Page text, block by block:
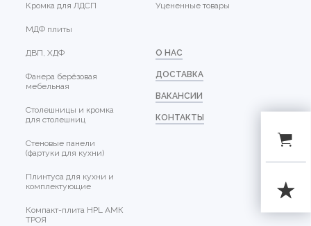
Кромка для ЛДСП
МДФ плиты
ДВП, ХДФ
Фанера берёзовая
мебельная
Столешницы и кромка
для столешниц
Стеновые панели
(фартуки для кухни)
Плинтуса для кухни и
комплектующие
Компакт-плита HPL АМК
ТРОЯ
Уцененные товары
О НАС
ДОСТАВКА
ВАКАНСИИ
КОНТАКТЫ